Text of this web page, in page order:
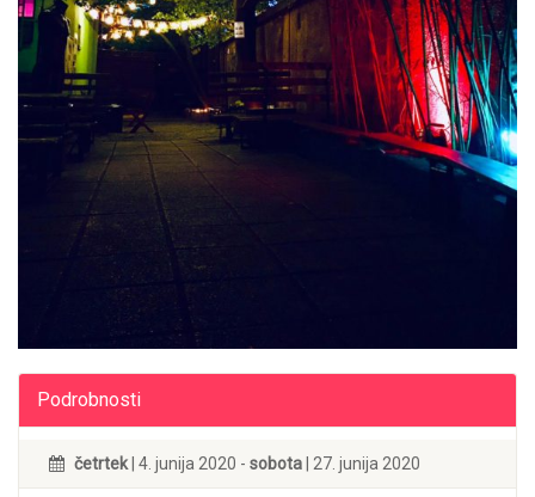
Podrobnosti
četrtek | 4. junija 2020 - sobota | 27. junija 2020